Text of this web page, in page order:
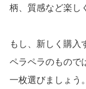
柄、質感など楽し
もし、新しく購入
ペラペラのもので
一枚選びましょう